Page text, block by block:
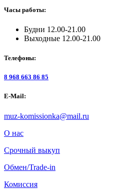
Часы работы:
Будни 12.00-21.00
Выходные 12.00-21.00
Телефоны:
8 968 663 86 85
E-Mail:
muz-komissionka@mail.ru
О нас
Срочный выкуп
Обмен/Trade-in
Комиссия